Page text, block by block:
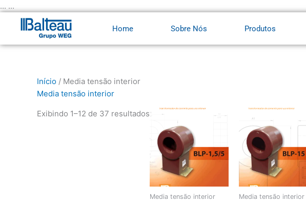
... ...
para
conteúdo
Home Sobre Nós Produtos
Início / Media tensão interior
Media tensão interior
Exibindo 1–12 de 37 resultados
Media tensão interior Media tensão interior